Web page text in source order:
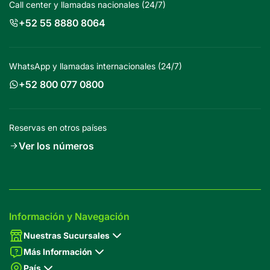
Información y Navegación
Nuestras Sucursales
Más Información
País
Call center y llamadas nacionales (24/7)
+52 55 8880 8064
WhatsApp y llamadas internacionales (24/7)
+52 800 077 0800
Reservas en otros países
Ver los números